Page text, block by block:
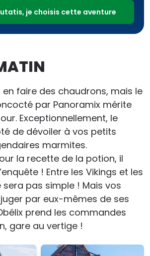
je choisis cette aventure
en faire des chaudrons, mais le
par Panoramix mérite
Exceptionnellement, le
de dévoiler à vos petits
marmites.
la recette de la potion, il
! Entre les Vikings et les
sera pas simple ! Mais vos
par eux-mêmes de ses
prend les commandes
gare au vertige !